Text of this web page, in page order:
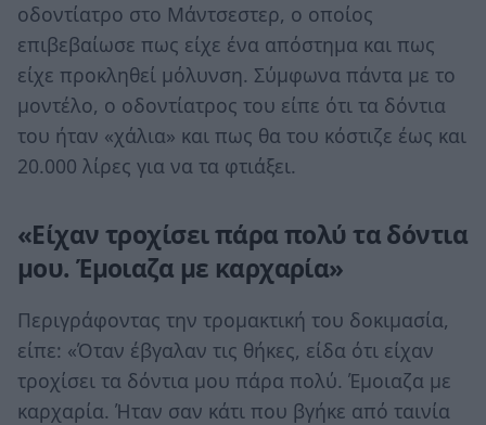
οδοντίατρο στο Μάντσεστερ, ο οποίος
επιβεβαίωσε πως είχε ένα απόστημα και πως
είχε προκληθεί μόλυνση. Σύμφωνα πάντα με το
μοντέλο, ο οδοντίατρος του είπε ότι τα δόντια
του ήταν «χάλια» και πως θα του κόστιζε έως και
20.000 λίρες για να τα φτιάξει.
«Είχαν τροχίσει πάρα πολύ τα δόντια
μου. Έμοιαζα με καρχαρία»
Περιγράφοντας την τρομακτική του δοκιμασία,
είπε: «Όταν έβγαλαν τις θήκες, είδα ότι είχαν
τροχίσει τα δόντια μου πάρα πολύ. Έμοιαζα με
καρχαρία. Ήταν σαν κάτι που βγήκε από ταινία